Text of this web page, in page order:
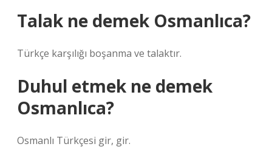
Talak ne demek Osmanlıca?
Türkçe karşılığı boşanma ve talaktır.
Duhul etmek ne demek
Osmanlıca?
Osmanlı Türkçesi gir, gir.